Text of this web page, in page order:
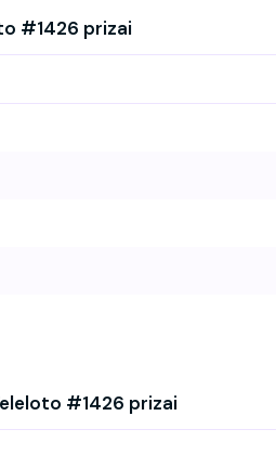
#1426 prizai
#1426 prizai